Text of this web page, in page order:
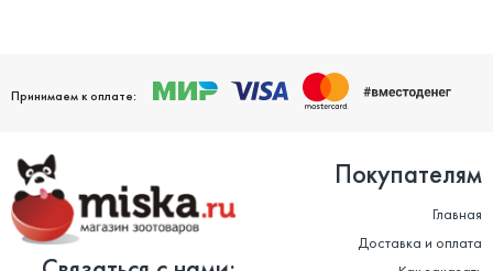
Принимаем к оплате:
Покупателям
Главная
Доставка и оплата